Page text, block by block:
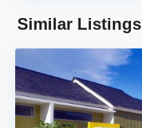
Similar Listings
Trans